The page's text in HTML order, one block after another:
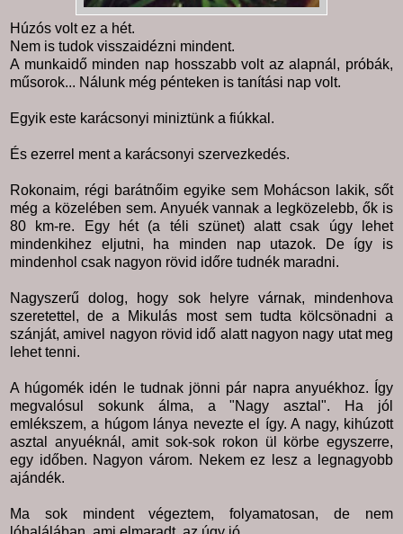
Húzós volt ez a hét.
Nem is tudok visszaidézni mindent.
A munkaidő minden nap hosszabb volt az alapnál, próbák,
műsorok... Nálunk még pénteken is tanítási nap volt.
Egyik este karácsonyi miniztünk a fiúkkal.
És ezerrel ment a karácsonyi szervezkedés.
Rokonaim, régi barátnőim egyike sem Mohácson lakik, sőt
még a közelében sem. Anyuék vannak a legközelebb, ők is
80 km-re. Egy hét (a téli szünet) alatt csak úgy lehet
mindenkihez eljutni, ha minden nap utazok. De így is
mindenhol csak nagyon rövid időre tudnék maradni.
Nagyszerű dolog, hogy sok helyre várnak, mindenhova
szeretettel, de a Mikulás most sem tudta kölcsönadni a
szánját, amivel nagyon rövid idő alatt nagyon nagy utat meg
lehet tenni.
A húgomék idén le tudnak jönni pár napra anyuékhoz. Így
megvalósul sokunk álma, a "Nagy asztal". Ha jól
emlékszem, a húgom lánya nevezte el így. A nagy, kihúzott
asztal anyuéknál, amit sok-sok rokon ül körbe egyszerre,
egy időben. Nagyon várom. Nekem ez lesz a legnagyobb
ajándék.
Ma sok mindent végeztem, folyamatosan, de nem